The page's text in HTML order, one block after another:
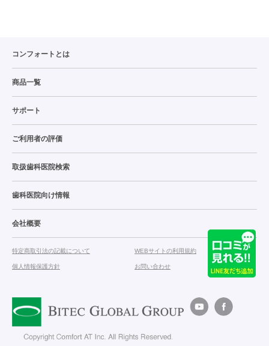
コンフォートとは
商品一覧
サポート
ご利用者の評価
取扱歯科医院検索
歯科医院向け情報
会社概要
特定商取引法の記載について WEBサイトの利用規約
個人情報保護方針 お問い合わせ